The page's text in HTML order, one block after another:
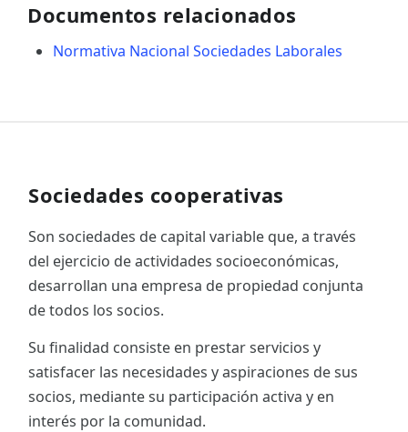
Documentos relacionados
Normativa Nacional Sociedades Laborales
Sociedades cooperativas
Son sociedades de capital variable que, a través
del ejercicio de actividades socioeconómicas,
desarrollan una empresa de propiedad conjunta
de todos los socios.
Su finalidad consiste en prestar servicios y
satisfacer las necesidades y aspiraciones de sus
socios, mediante su participación activa y en
interés por la comunidad.